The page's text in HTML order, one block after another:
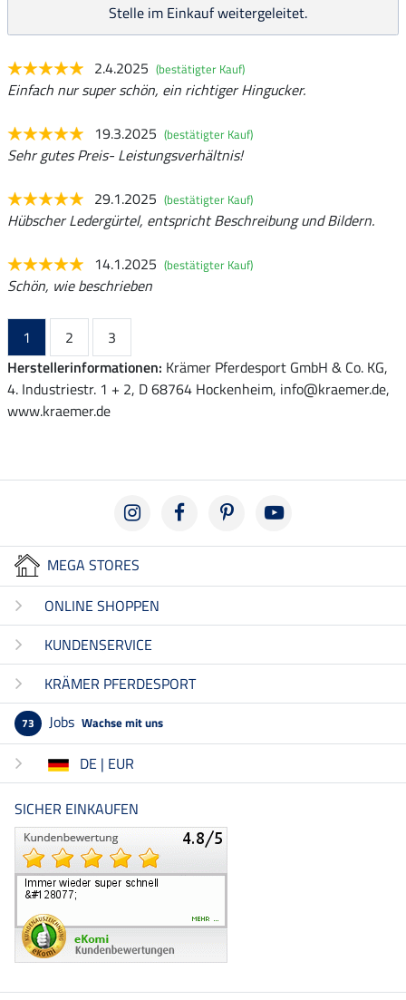
Stelle im Einkauf weitergeleitet.
2.4.2025 (bestätigter Kauf)
Einfach nur super schön, ein richtiger Hingucker.
19.3.2025 (bestätigter Kauf)
Sehr gutes Preis- Leistungsverhältnis!
29.1.2025 (bestätigter Kauf)
Hübscher Ledergürtel, entspricht Beschreibung und Bildern.
14.1.2025 (bestätigter Kauf)
Schön, wie beschrieben
1 2
3
Herstellerinformationen: Krämer Pferdesport GmbH & Co. KG,
4. Industriestr. 1 + 2, D 68764 Hockenheim, info@kraemer.de,
www.kraemer.de
MEGA STORES
ONLINE SHOPPEN
KUNDENSERVICE
KRÄMER PFERDESPORT
73 Jobs Wachse mit uns
DE | EUR
SICHER EINKAUFEN